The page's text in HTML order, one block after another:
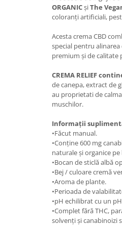
ORGANICșiThe
coloranți artificiali,
Acesta crema CBD
special pentru
premium și de calitate
CREMA RELIEF
de canepa, extract de
au proprietati de
muschilor.
Informații
•Făcut manual.
•Conține 600 mg
naturale și organice
•Bocan de sticlă albă
•Bej / culoare cremă
•Aroma de plante.
•Perioada de
•pH echilibrat cu un
•Complet fără THC,
solvenți și canabinoizi